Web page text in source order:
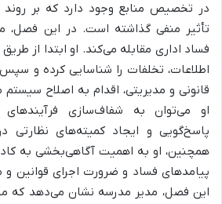
در تخصیص منابع وجود دارد که بر
تأثیر منفی گذاشته است. در این فصل،
فساد اداری مقابله می‌کند. او ابتدا از طریق
اطلاعات، تخلفات را شناسایی کرده و سپس
قانونی و مدیریتی، اقدام به اصلاح
او می‌توان به شفاف‌سازی
پاسخ‌گویی و ایجاد کمیته‌های نظارتی
همچنین، او به اهمیت آگاهی‌بخشی به
پیامدهای فساد و ضرورت اجرای قوانین و
این فصل، مدیر مدرسه نشان می‌دهد که